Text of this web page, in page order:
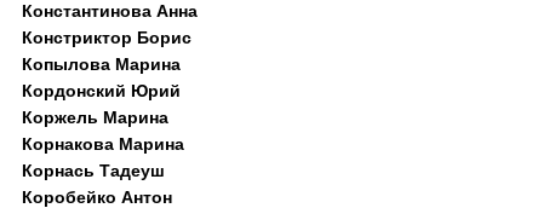
Константинова Анна
Констриктор Борис
Копылова Марина
Кордонский Юрий
Коржель Марина
Корнакова Марина
Корнась Тадеуш
Коробейко Антон